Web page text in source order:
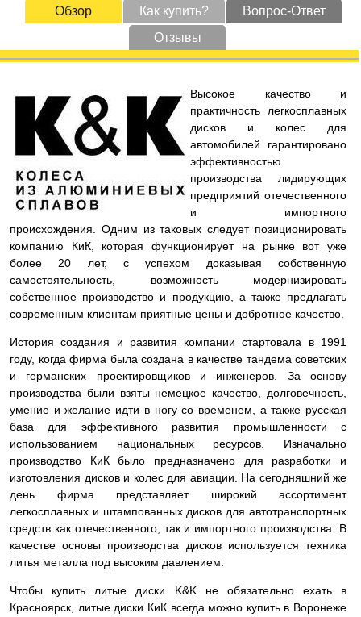
Обзор Как купить?
Вопрос-Ответ
Отзывы
Высокое качество и
практичность легкосплавных
дисков и колес для
автомобилей гарантировано
эффективностью
производства лидирующих
предприятий отечественного
и импортного
происхождения. Одним из таковых следует позиционировать
компанию КиК, которая функционирует на рынке вот уже
более 20 лет, с успехом доказывая собственную
самостоятельность, возможность модернизировать
собственное производство и продукцию, а также предлагать
современным клиентам приятные цены и добротное качество.
История создания и развития компании стартовала в 1991
году, когда фирма была создана в качестве тандема советских
и германских проектировщиков и инженеров. За основу
производства были взяты немецкое качество, долговечность,
умение и желание идти в ногу со временем, а также русская
база для эффективного развития промышленности с
использованием национальных ресурсов. Изначально
производство КиК было предназначено для разработки и
изготовления дисков и колес для авиации. На сегодняшний же
день фирма представляет широкий ассортимент
легкосплавных и штампованных дисков для автотранспортных
средств как отечественного, так и импортного производства. В
качестве основы производства дисков используется техника
литья металла под высоким давлением.
Чтобы купить литые диски K&K не обязательно ехать в
Красноярск, литые диски КиК всегда можно купить в Воронеже